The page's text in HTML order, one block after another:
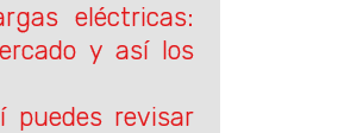
eléctricas:
y así los
puedes revisar